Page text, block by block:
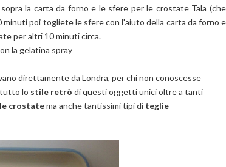
la carta da forno e le sfere per le crostate Tala (che
poi togliete le sfere con l'aiuto della carta da forno e
per altri 10 minuti circa.
la gelatina spray
direttamente da Londra, per chi non conoscesse
lo stile retrò di questi oggetti unici oltre a tanti
crostatema anche tantissimi tipi di teglie